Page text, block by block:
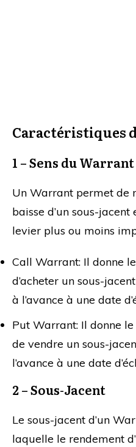
Caractéristiques
1 – Sens du Warrant
Un Warrant permet de
baisse d’un sous-
levier plus ou moins
Call Warrant: Il donne
d’acheter un sous-
à l’avance à une date
Put Warrant: Il donne
de vendre un sous-
l’avance à une date
2 – Sous-Jacent
Le sous-jacent d’un
laquelle le rendement